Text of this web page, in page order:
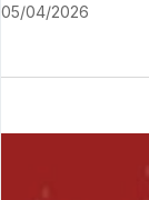
05/04/2026